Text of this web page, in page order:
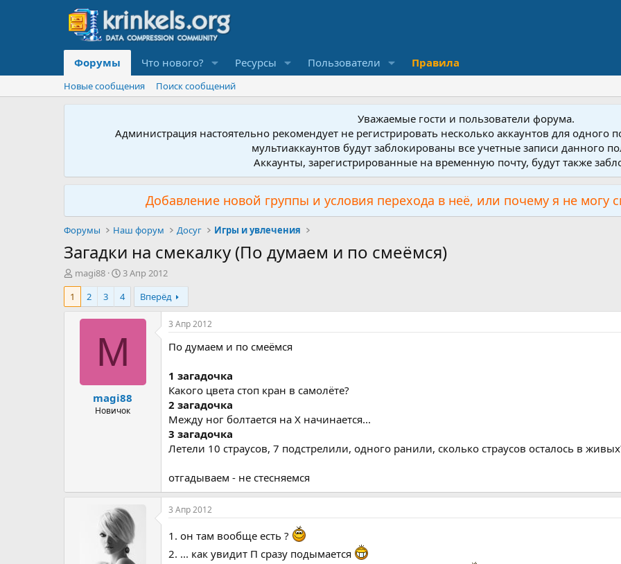
Форумы Что нового? Ресурсы Пользователи Правила
Новые сообщения Поиск сообщений
Уважаемые гости и пользователи форума.
Администрация настоятельно рекомендует не регистрировать несколько аккаунтов для
мультиаккаунтов будут заблокированы все учетные записи данного
Аккаунты, зарегистрированные на временную почту, будут также
Добавление новой группы и условия перехода в неё, или почему я не могу
Форумы Наш форум Досуг Игры и увлечения
Загадки на смекалку (По думаем и по смеёмся)
А
в
о
magi88
Д
а
т
а
н
ч
а
3 Апр 2012
1
2 3 4 Вперёд
M
magi88
Новичок
3 Апр 2012
По думаем и по смеёмся
1 загадочка
Какого цвета стоп кран в самолёте?
2 загадочка
Между ног болтается на Х начинается...
3 загадочка
Летели 10 страусов, 7 подстрелили, одного ранили, сколько страусов осталось в
отгадываем - не стесняемся
3 Апр 2012
1. он там вообще есть ?
2. ... как увидит П сразу подымается